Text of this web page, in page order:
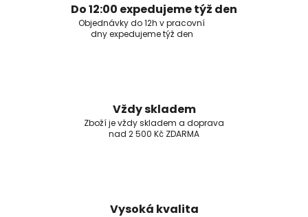
Do 12:00 expedujeme týž den
Objednávky do 12h v pracovní
dny expedujeme týž den
Vždy skladem
Zboží je vždy skladem a doprava
nad 2 500 Kč ZDARMA
Vysoká kvalita